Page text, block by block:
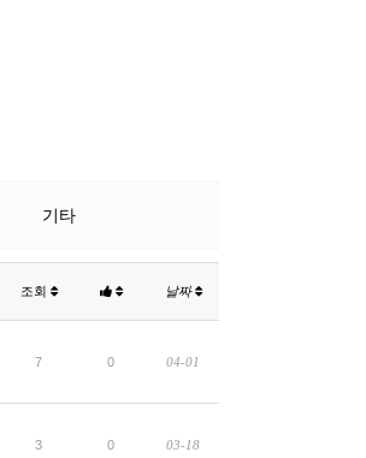
기타
조회 날짜
7 0 04-01
3 0 03-18